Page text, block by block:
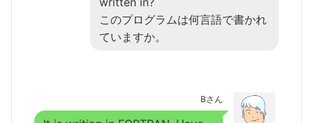
このプログラムは何言語で書かれ
ていますか。
Bさん